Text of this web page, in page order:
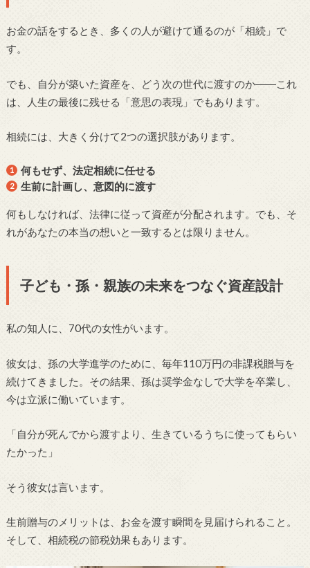
お金の話をするとき、多くの人が避けて通るのが「相続」で
す。
でも、自分が築いた資産を、どう次の世代に渡すのか――これ
は、人生の最後に残せる「意思の表現」でもあります。
相続には、大きく分けて2つの選択肢があります。
何もせず、法定相続に任せる
生前に計画し、意図的に渡す
何もしなければ、法律に従って資産が分配されます。でも、そ
れがあなたの本当の想いと一致するとは限りません。
子ども・孫・親族の未来をつなぐ資産設計
私の知人に、70代の女性がいます。
彼女は、孫の大学進学のために、毎年110万円の非課税贈与を
続けてきました。その結果、孫は奨学金なしで大学を卒業し、
今は立派に働いています。
「自分が死んでから渡すより、生きているうちに使ってもらい
たかった」
そう彼女は言います。
生前贈与のメリットは、お金を渡す瞬間を見届けられること。
そして、相続税の節税効果もあります。